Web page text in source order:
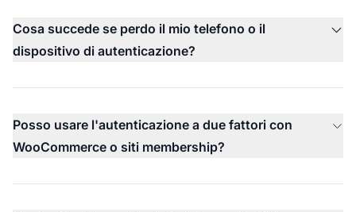
Cosa succede se perdo il mio telefono o il
dispositivo di autenticazione?
Posso usare l'autenticazione a due fattori con
WooCommerce o siti membership?